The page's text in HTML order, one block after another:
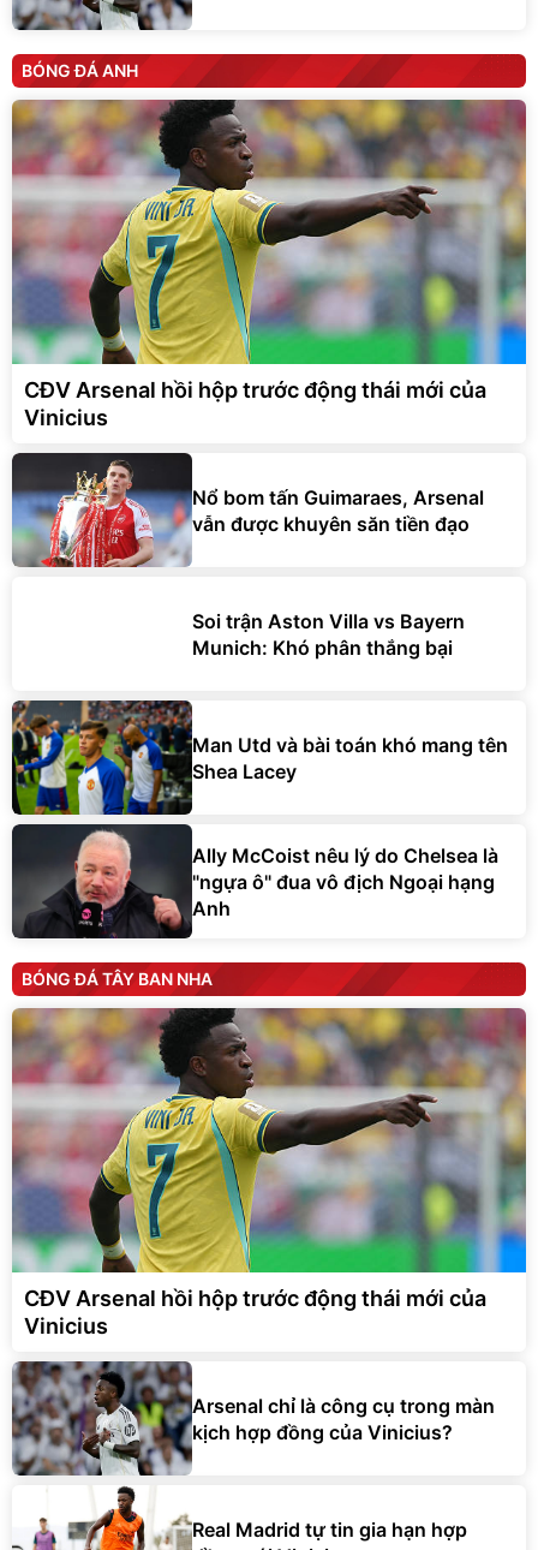
BÓNG ĐÁ ANH
CĐV Arsenal hồi hộp trước động thái mới của
Vinicius
Nổ bom tấn Guimaraes, Arsenal
vẫn được khuyên săn tiền đạo
Soi trận Aston Villa vs Bayern
Munich: Khó phân thắng bại
Man Utd và bài toán khó mang tên
Shea Lacey
Ally McCoist nêu lý do Chelsea là
"ngựa ô" đua vô địch Ngoại hạng
Anh
BÓNG ĐÁ TÂY BAN NHA
CĐV Arsenal hồi hộp trước động thái mới của
Vinicius
Arsenal chỉ là công cụ trong màn
kịch hợp đồng của Vinicius?
Real Madrid tự tin gia hạn hợp